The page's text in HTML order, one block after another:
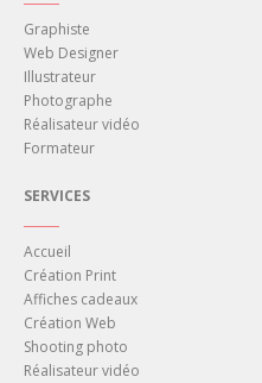
Graphiste
Web Designer
Illustrateur
Photographe
Réalisateur vidéo
Formateur
SERVICES
Accueil
Création Print
Affiches cadeaux
Création Web
Shooting photo
Réalisateur vidéo